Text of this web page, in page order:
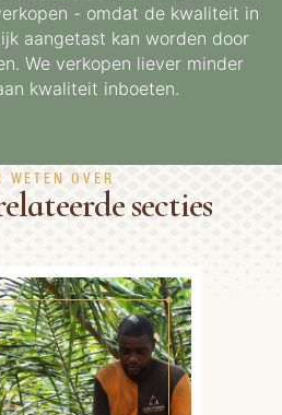
- omdat de kwaliteit in
aangetast kan worden door
We verkopen liever minder
kwaliteit inboeten.
WETEN OVER
secties